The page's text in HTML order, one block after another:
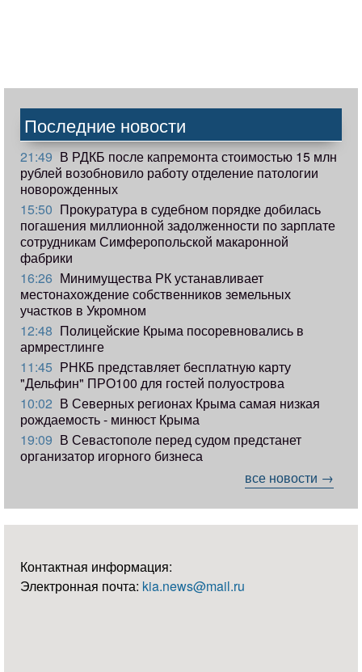
Последние новости
21:49 В РДКБ после капремонта стоимостью 15 млн
рублей возобновило работу отделение патологии
новорожденных
15:50 Прокуратура в судебном порядке добилась
погашения миллионной задолженности по зарплате
сотрудникам Симферопольской макаронной
фабрики
16:26 Минимущества РК устанавливает
местонахождение собственников земельных
участков в Укромном
12:48 Полицейские Крыма посоревновались в
армрестлинге
11:45 РНКБ представляет бесплатную карту
"Дельфин" ПРО100 для гостей полуострова
10:02 В Северных регионах Крыма самая низкая
рождаемость - минюст Крыма
19:09 В Севастополе перед судом предстанет
организатор игорного бизнеса
все новости →
Контактная информация:
Электронная почта: kia.news@mail.ru